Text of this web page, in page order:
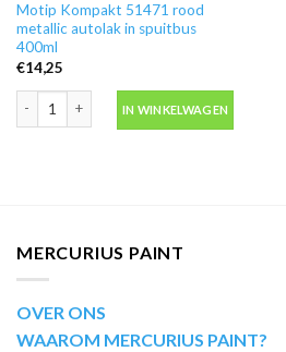
Motip Kompakt 51471 rood
metallic autolak in spuitbus
400ml
€14,25
IN WINKELWAGEN
MERCURIUS PAINT
OVER ONS
WAAROM MERCURIUS PAINT?